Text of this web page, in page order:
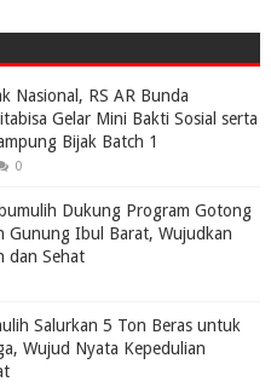
Nasional, RS AR Bunda
Gelar Mini Bakti Sosial serta
Bijak Batch 1
0
Dukung Program Gotong
Gunung Ibul Barat, Wujudkan
dan Sehat
Salurkan 5 Ton Beras untuk
Wujud Nyata Kepedulian